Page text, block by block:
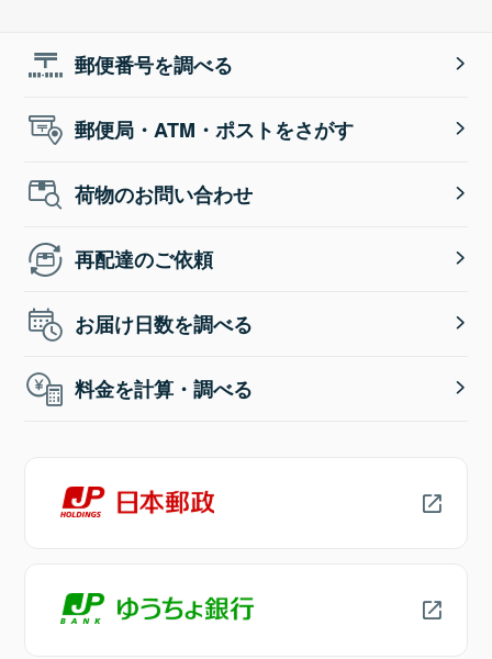
郵便番号を調べる
郵便局・ATM・ポストをさがす
荷物のお問い合わせ
再配達のご依頼
お届け日数を調べる
料金を計算・調べる